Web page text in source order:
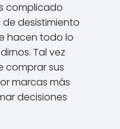
complicado
desistimiento
hacen todo lo
Tal vez
comprar sus
marcas más
decisiones